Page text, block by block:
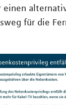
einen
für die